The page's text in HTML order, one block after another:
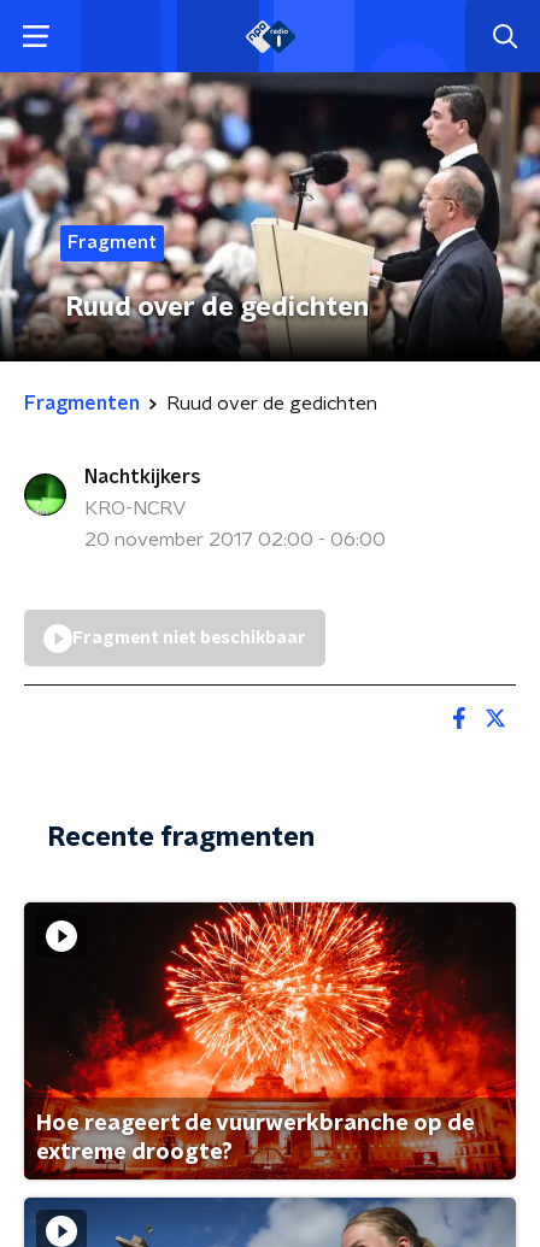
Fragment
Ruud over de gedichten
Fragmenten Ruud over de gedichten
Nachtkijkers
KRO-NCRV
20 november 2017 02:00 - 06:00
Fragment niet beschikbaar
Recente fragmenten
Hoe reageert de vuurwerkbranche op de
extreme droogte?